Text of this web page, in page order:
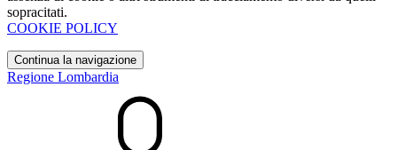
sopracitati.
COOKIE POLICY
Continua la navigazione
Regione Lombardia